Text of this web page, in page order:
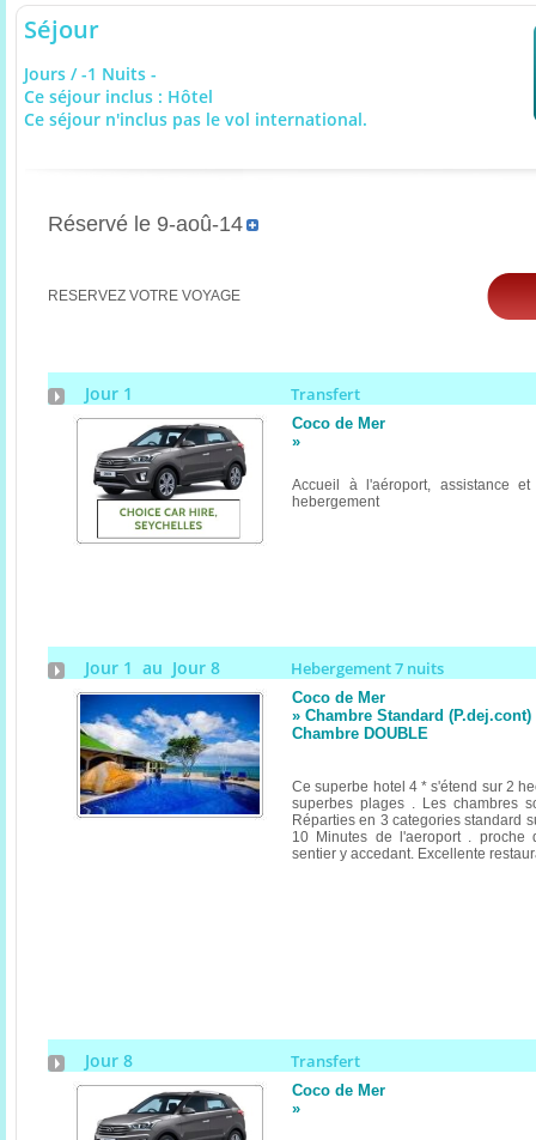
Séjour
Jours / -1 Nuits -
Ce séjour inclus : Hôtel
Ce séjour n'inclus pas le vol international.
Réservé le 9-aoû-14
RESERVEZ VOTRE VOYAGE
Jour 1 Transfert
Coco de Mer
»
Accueil à l'aéroport, assistance
hebergement
Jour 1 au Jour 8 Hebergement 7 nuits
Coco de Mer
» Chambre Standard
Chambre DOUBLE
Ce superbe hotel 4 * s'étend sur 2
superbes plages . Les chambres
Réparties en 3 categories standard
10 Minutes de l'aeroport .
sentier y accedant. Excellente
Jour 8 Transfert
Coco de Mer
»